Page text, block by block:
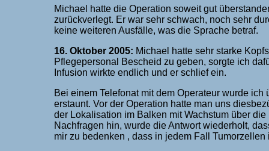
Michael hatte die Operation soweit gut
zurückverlegt. Er war sehr schwach, noch sehr
keine weiteren Ausfälle, was die Sprache betraf.
16. Oktober 2005: Michael hatte sehr starke
Pflegepersonal Bescheid zu geben, sorgte ich
Infusion wirkte endlich und er schlief ein.
Bei einem Telefonat mit dem Operateur wurde
erstaunt. Vor der Operation hatte man uns
der Lokalisation im Balken mit Wachstum über
Nachfragen hin, wurde die Antwort wiederholt,
mir zu bedenken , dass in jedem Fall